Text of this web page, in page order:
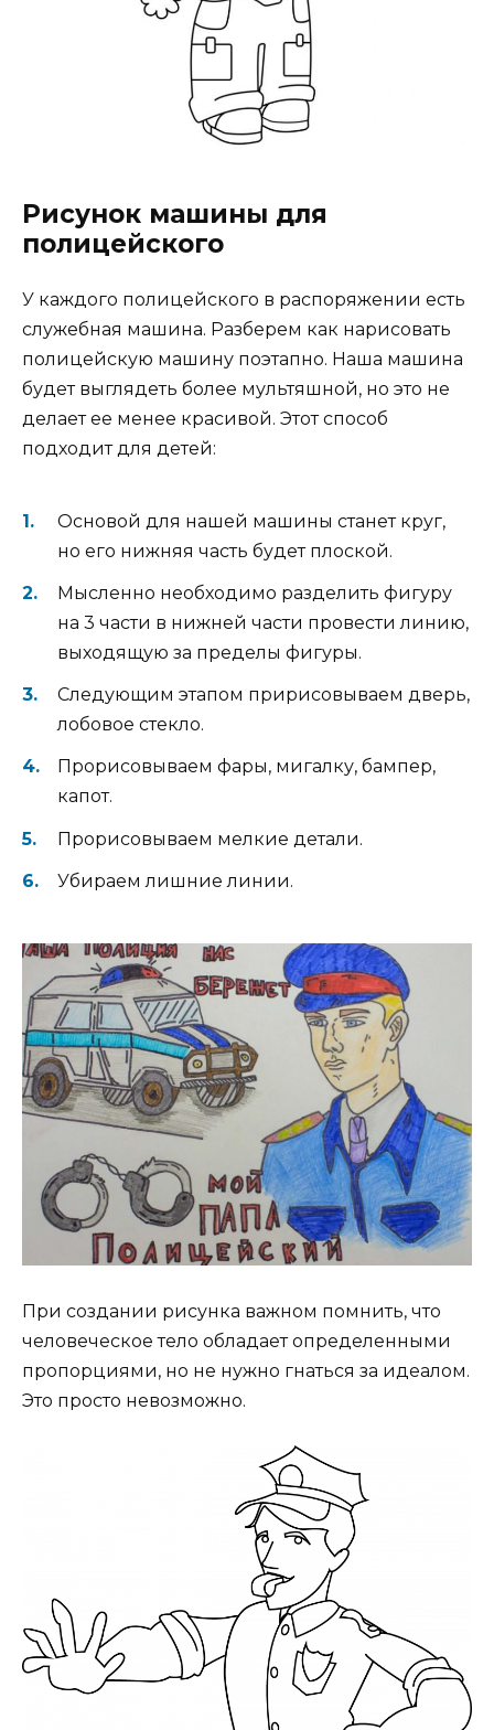
Рисунок машины для
полицейского
У каждого полицейского в распоряжении есть
служебная машина. Разберем как нарисовать
полицейскую машину поэтапно. Наша машина
будет выглядеть более мультяшной, но это не
делает ее менее красивой. Этот способ
подходит для детей:
Основой для нашей машины станет круг,
но его нижняя часть будет плоской.
Мысленно необходимо разделить фигуру
на 3 части в нижней части провести линию,
выходящую за пределы фигуры.
Следующим этапом пририсовываем дверь,
лобовое стекло.
Прорисовываем фары, мигалку, бампер,
капот.
Прорисовываем мелкие детали.
Убираем лишние линии.
При создании рисунка важном помнить, что
человеческое тело обладает определенными
пропорциями, но не нужно гнаться за идеалом.
Это просто невозможно.